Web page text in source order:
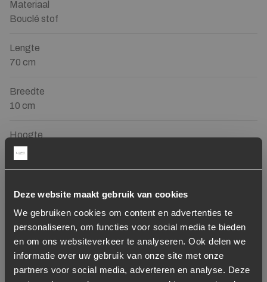
Deze website maakt gebruik van cookies
We gebruiken cookies om content en advertenties te
personaliseren, om functies voor social media te bieden
en om ons websiteverkeer te analyseren. Ook delen we
informatie over uw gebruik van onze site met onze
partners voor social media, adverteren en analyse. Deze
Materiaal
Bouclé stof
Lengte
70 cm
Breedte
10 cm
Hoogte
30 cm
1 kg
Diepte
10 cm